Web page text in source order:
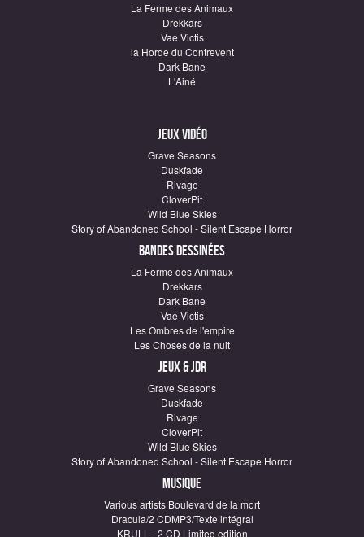
La Ferme des Animaux
Drekkars
Vae Victis
la Horde du Contrevent
Dark Bane
L'Ainé
Jeux vidéo
Grave Seasons
Duskfade
Rivage
CloverPit
Wild Blue Skies
Story of Abandoned School - Silent Escape Horror
Bandes dessinées
La Ferme des Animaux
Drekkars
Dark Bane
Vae Victis
Les Ombres de l'empire
Les Choses de la nuit
Jeux & JDR
Grave Seasons
Duskfade
Rivage
CloverPit
Wild Blue Skies
Story of Abandoned School - Silent Escape Horror
Musique
Various artists Boulevard de la mort
Dracula/2 CDMP3/Texte intégral
KRULL - 2 CD Limited edition